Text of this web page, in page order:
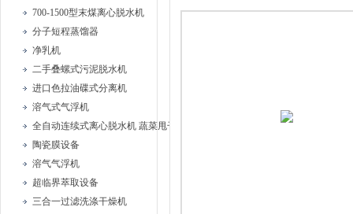
700-1500型末煤离心脱水机
分子短程蒸馏器
净乳机
二手叠螺式污泥脱水机
进口色拉油碟式分离机
溶气式气浮机
全自动连续式离心脱水机 蔬菜甩干机
陶瓷膜设备
溶气气浮机
超临界萃取设备
三合一过滤洗涤干燥机